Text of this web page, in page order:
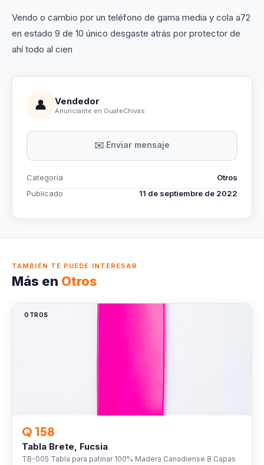
Vendo o cambio por un teléfono de gama media y cola a72
en estado 9 de 10 único desgaste atrás por protector de
ahí todo al cien
👤 Vendedor
Anunciante en GuateChivas
✉️ Enviar mensaje
Categoría
Otros
Publicado
11 de septiembre de 2022
TAMBIÉN TE PUEDE INTERESAR
Más en Otros
OTROS
Q 158
Tabla Brete, Fucsia
TB-005 Tabla para patinar 100% Madera Canadiense 8 Capas